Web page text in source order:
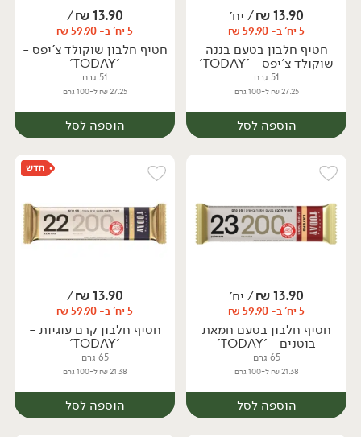
13.90
₪/ יח׳
5 יח' ב- 59.90 ₪
חטיף חלבון בטעם בננה
שוקולד צ'יפס - 'TODAY'
51 גרם
27.25 ₪ ל-100 גרם
הוספה לסל
יח׳
13.90
₪
/
5 יח' ב- 59.90 ₪
חטיף חלבון שוקולד צ'יפס -
'TODAY'
51 גרם
27.25 ₪ ל-100 גרם
הוספה לסל
13.90
₪/ יח׳
5 יח' ב- 59.90 ₪
חטיף חלבון בטעם חמאת
בוטנים - 'TODAY'
65 גרם
21.38 ₪ ל-100 גרם
הוספה לסל
13.90
₪
/
5 יח' ב- 59.90 ₪
חטיף חלבון קרם עוגיות -
'TODAY'
65 גרם
21.38 ₪ ל-100 גרם
הוספה לסל